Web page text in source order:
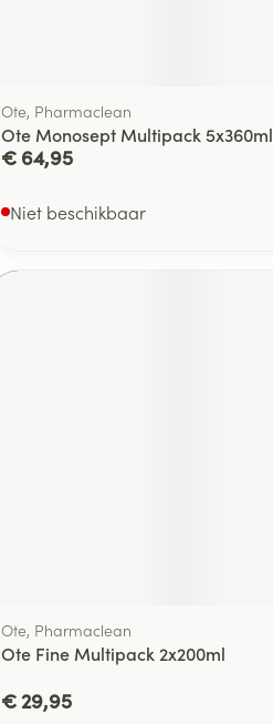
Ote, Pharmaclean
Ote Monosept Multipack 5x360ml
€ 64,95
Niet beschikbaar
Ote, Pharmaclean
Ote Fine Multipack 2x200ml
€ 29,95